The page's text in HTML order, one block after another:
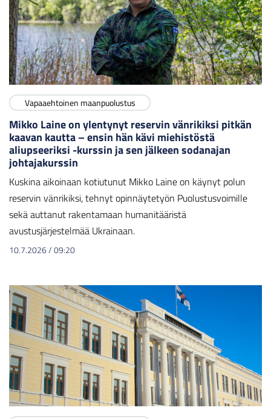
Vapaaehtoinen maanpuolustus
Mikko Laine on ylentynyt reservin vänrikiksi pitkän
kaavan kautta – ensin hän kävi miehistöstä
aliupseeriksi -kurssin ja sen jälkeen sodanajan
johtajakurssin
Kuskina aikoinaan kotiutunut Mikko Laine on käynyt polun
reservin vänrikiksi, tehnyt opinnäytetyön Puolustusvoimille
sekä auttanut rakentamaan humanitääristä
avustusjärjestelmää Ukrainaan.
10.7.2026/09:20